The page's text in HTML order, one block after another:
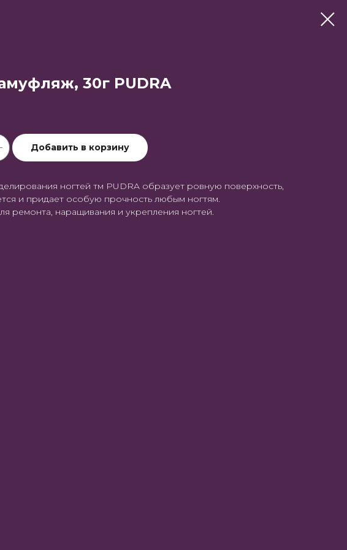
30г PUDRA
Добавить в корзину
ногтей тм PUDRA образует ровную поверхность,
и придает особую прочность любым ногтям.
ремонта, наращивания и укрепления ногтей.